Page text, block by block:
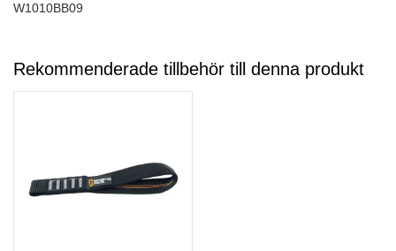
W1010BB09
Rekommenderade tillbehör till denna produkt